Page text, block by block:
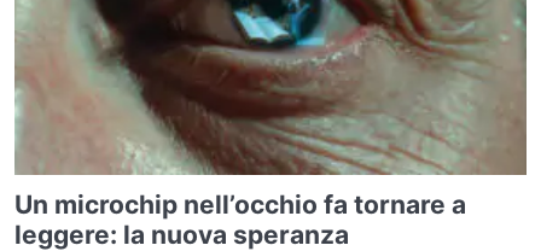
Un microchip nell’occhio fa tornare a
leggere: la nuova speranza